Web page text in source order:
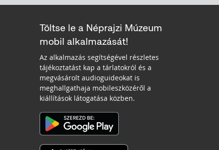
Töltse le a Néprajzi Múzeum
mobil alkalmazását!
Az alkalmazás segítségével részletes
tájékoztatást kap a tárlatokról és a
megvásárolt audioguideokat is
meghallgathaja mobileszközéről a
kiállítások látogatása közben.